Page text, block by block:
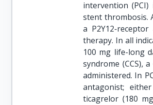
intervention
stent thrombosis.
a P2Y12-
therapy. In all
100 mg life-long
syndrome (CCS),
administered. In
antagonist;
ticagrelor (180